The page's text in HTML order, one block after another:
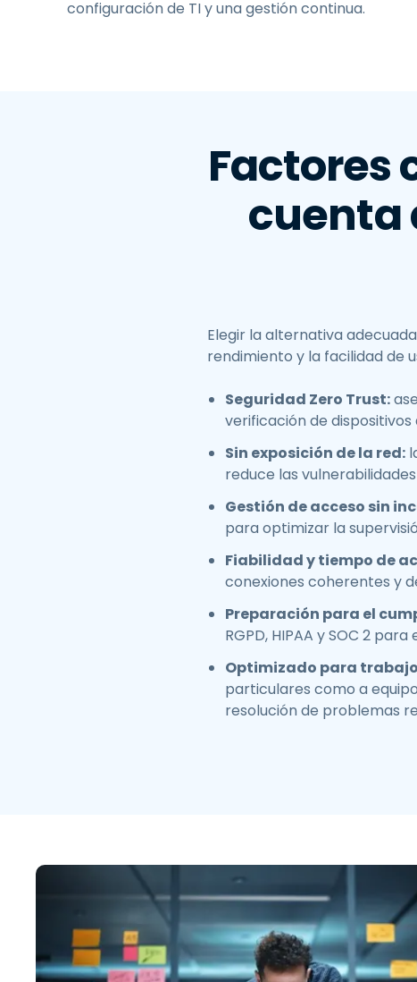
configuración de TI y una gestión continua.
Factores
cuenta
Elegir la alternativa
rendimiento y la facilidad de
Seguridad Zero Trust:
verificación de
Sin exposición de la red:
reduce las
Gestión de acceso sin
para optimizar la
Fiabilidad y tiempo de
conexiones coherentes y
Preparación para el
RGPD, HIPAA y SOC 2
Optimizado para
particulares como a
resolución de problemas